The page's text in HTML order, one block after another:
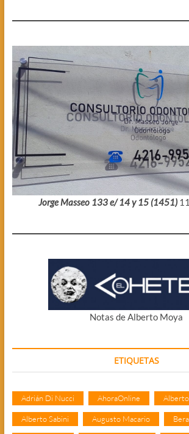
Jorge Masseo 133 e/ 14 y 15 (1451)
Notas de Alberto Moya
ETIQUETAS
Adrián Di Nucci AhoraOnline
Alberto Sabini Augusto Macario